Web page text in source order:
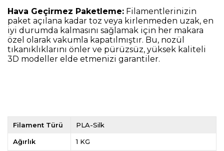
Hava Geçirmez Paketleme: Filamentlerinizin
paket açılana kadar toz veya kirlenmeden uzak, en
iyi durumda kalmasını sağlamak için her makara
özel olarak vakumla kapatılmıştır. Bu, nozül
tıkanıklıklarını önler ve pürüzsüz, yüksek kaliteli
3D modeller elde etmenizi garantiler.
Filament Türü PLA-Silk
Ağırlık 1 KG